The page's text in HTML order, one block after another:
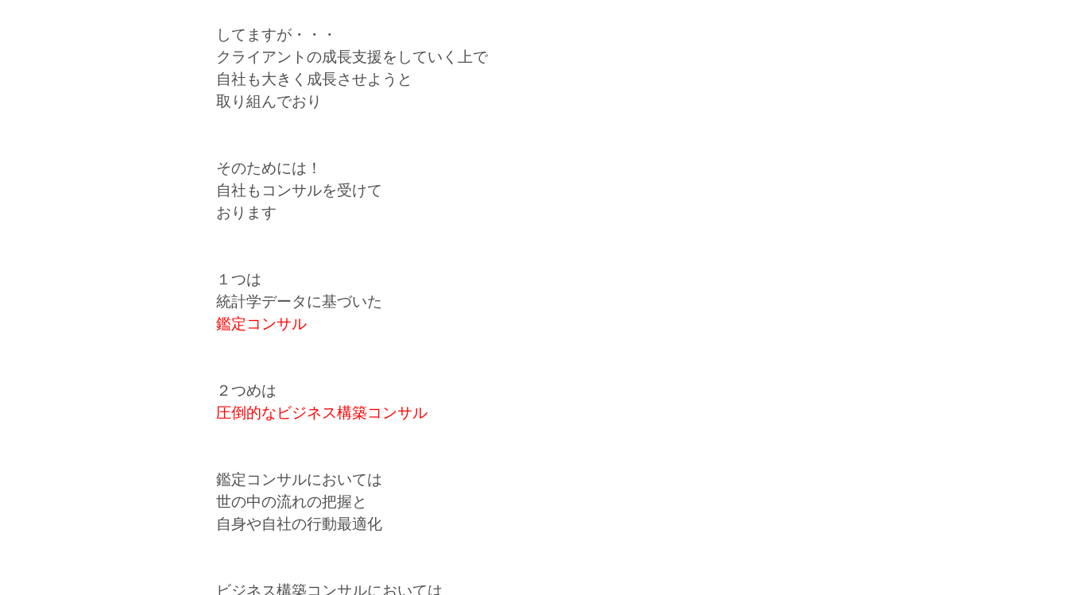
してますが・・・
クライアントの成長支援をしていく上で
自社も大きく成長させようと
取り組んでおり
そのためには！
自社もコンサルを受けて
おります
１つは
統計学データに基づいた
鑑定コンサル
２つめは
圧倒的なビジネス構築コンサル
鑑定コンサルにおいては
世の中の流れの把握と
自身や自社の行動最適化
ビジネス構築コンサルにおいては